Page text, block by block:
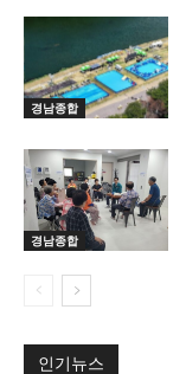
경남종합
경남종합
인기뉴스